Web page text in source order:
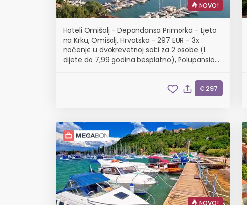
NOVO!
Hoteli Omišalj - Depandansa Primorka - Ljeto
na Krku, Omišalj, Hrvatska - 297 EUR - 3x
noćenje u dvokrevetnoj sobi za 2 osobe (1.
dijete do 7,99 godina besplatno), Polupansion
€ 297
NOVO!